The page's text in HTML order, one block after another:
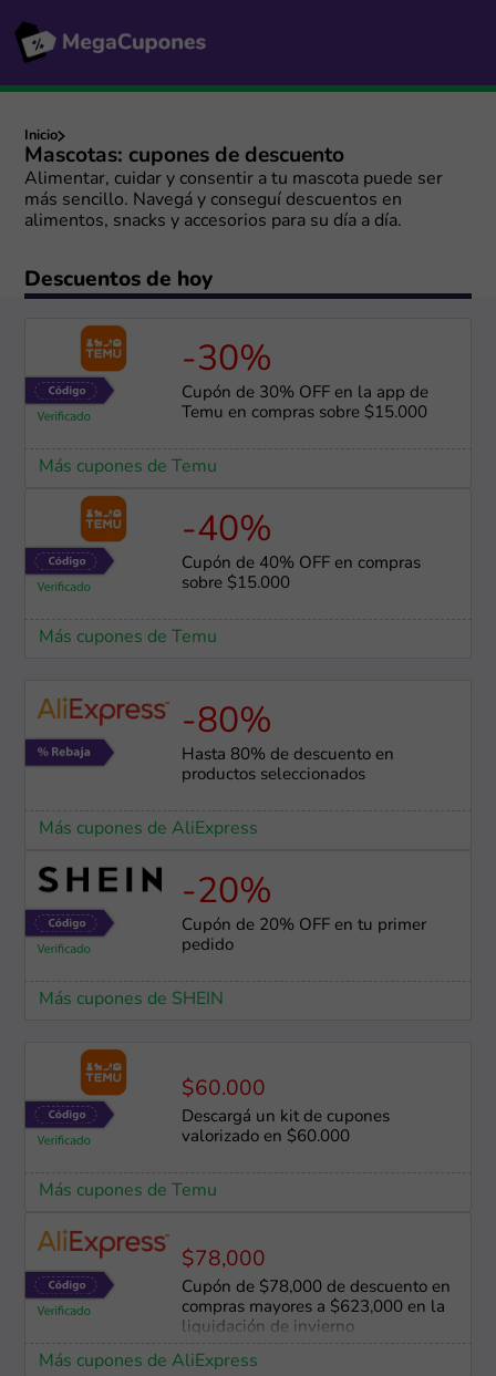
Inicio
Mascotas: cupones de descuento
Alimentar, cuidar y consentir a tu mascota puede ser
más sencillo. Navegá y conseguí descuentos en
alimentos, snacks y accesorios para su día a día.
Descuentos de hoy
-30%
Cupón de 30% OFF en la app de
Temu en compras sobre $15.000
Más cupones de Temu
-40%
Cupón de 40% OFF en compras
sobre $15.000
Más cupones de Temu
-80%
Hasta 80% de descuento en
productos seleccionados
Más cupones de AliExpress
-20%
Cupón de 20% OFF en tu primer
pedido
Más cupones de SHEIN
$60.000
Descargá un kit de cupones
valorizado en $60.000
Más cupones de Temu
$78,000
Cupón de $78,000 de descuento en
compras mayores a $623,000 en la
liquidación de invierno
Más cupones de AliExpress